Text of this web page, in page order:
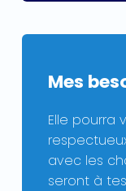
Mes
Elle pourra
avec les
seront à